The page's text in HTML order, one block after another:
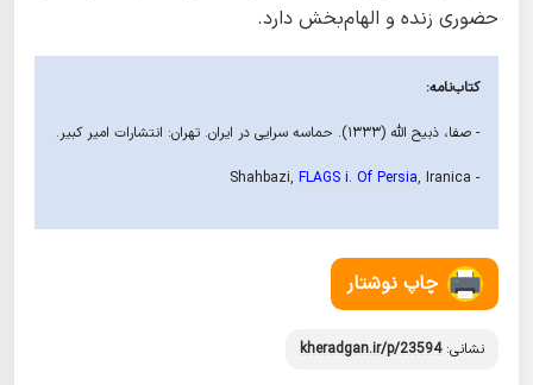
حضوری زنده و الهام‌بخش دارد.
کتاب‌نامه:
- صفا، ذبیح الله (۱۳۳۳). حماسه سرایی در ایران. تهران: انتشارات امیر کبیر.
- Shahbazi,
FLAGS i. Of Persia, Iranica
چاپ نوشتار
نشانی:kheradgan.ir/p/23594